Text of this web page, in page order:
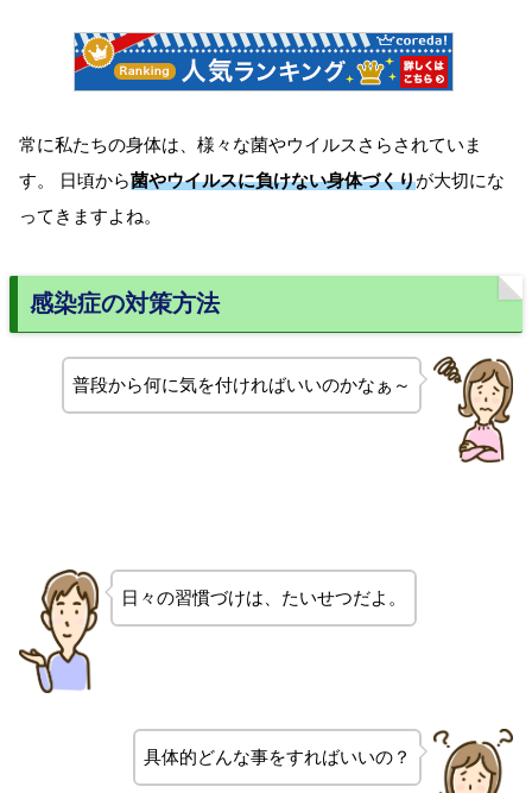
常に私たちの身体は、様々な菌やウイルスさらされていま
す。 日頃から菌やウイルスに負けない身体づくりが大切にな
ってきますよね。
感染症の対策方法
普段から何に気を付ければいいのかなぁ～
日々の習慣づけは、たいせつだよ。
具体的どんな事をすればいいの？